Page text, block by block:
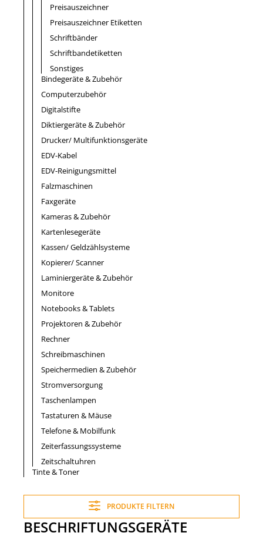
Preisauszeichner
Preisauszeichner Etiketten
Schriftbänder
Schriftbandetiketten
Sonstiges
Bindegeräte & Zubehör
Computerzubehör
Digitalstifte
Diktiergeräte & Zubehör
Drucker/ Multifunktionsgeräte
EDV-Kabel
EDV-Reinigungsmittel
Falzmaschinen
Faxgeräte
Kameras & Zubehör
Kartenlesegeräte
Kassen/ Geldzählsysteme
Kopierer/ Scanner
Laminiergeräte & Zubehör
Monitore
Notebooks & Tablets
Projektoren & Zubehör
Rechner
Schreibmaschinen
Speichermedien & Zubehör
Stromversorgung
Taschenlampen
Tastaturen & Mäuse
Telefone & Mobilfunk
Zeiterfassungssysteme
Zeitschaltuhren
Tinte & Toner
PRODUKTE FILTERN
BESCHRIFTUNGSGERÄTE